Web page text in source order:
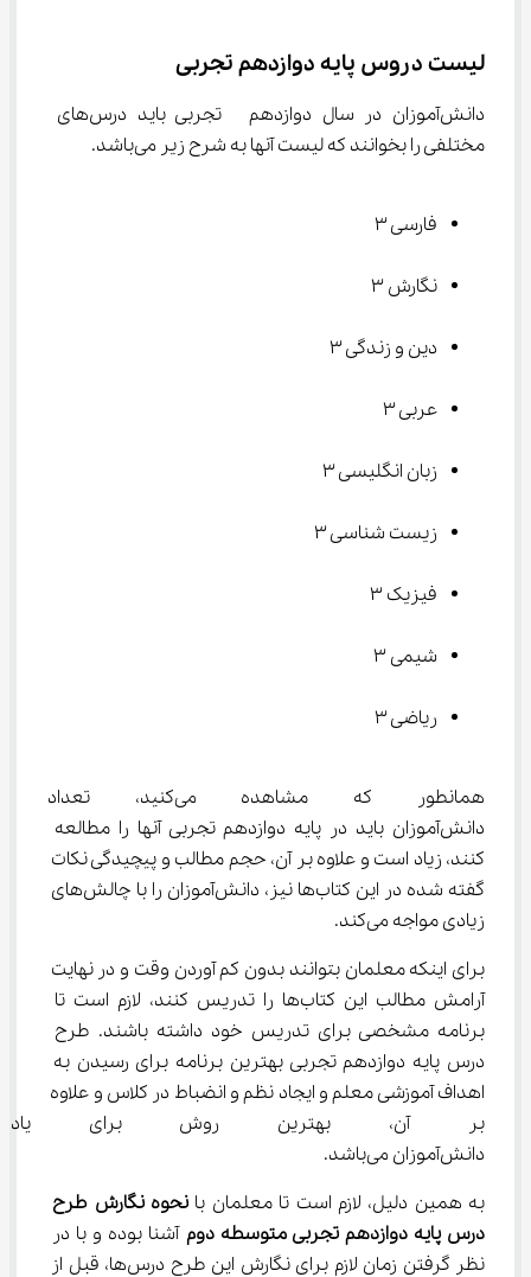
لیست دروس پایه دوازدهم تجربی
دانش‌آموزان در سال دوازدهم  تجربی باید درس‌های
مختلفی را بخوانند که لیست آنها به شرح زیر می‌باشد.
فارسی ۳
نگارش ۳
دین و زندگی ۳
عربی ۳
زبان انگلیسی ۳
زیست شناسی ۳
فیزیک ۳
شیمی ۳
ریاضی ۳
همانطور که مشاهده
دانش‌آموزان باید در پایه دوازدهم تجربی آنها را مطالعه
کنند، زیاد است و علاوه بر آن، حجم مطالب و پیچیدگی نکات
گفته شده در این کتاب‌ها نیز، دانش‌آموزان را با چالش‌های
زیادی مواجه می‌کند.
برای اینکه معلمان بتوانند بدون کم آوردن وقت و در نهایت
آرامش مطالب این کتاب‌ها را تدریس کنند، لازم است تا
برنامه مشخصی برای تدریس خود داشته باشند. طرح
درس پایه دوازدهم تجربی بهترین برنامه برای رسیدن به
اهداف آموزشی معلم و ایجاد نظم و انضباط در کلاس و علاوه
بر آن، بهترین روش برای
دانش‌آموزان می‌باشد.
به همین دلیل، لازم است تا معلمان با نحوه نگارش طرح
درس پایه دوازدهم تجربی متوسطه دوم آشنا بوده و با در
نظر گرفتن زمان لازم برای نگارش این طرح درس‌ها، قبل از